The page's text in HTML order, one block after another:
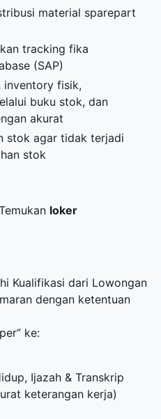
material sparepart
tracking fika
(SAP)
inventory fisik,
buku stok, dan
akurat
stok agar tidak terjadi
stok
loker
Kualifikasi dari Lowongan
dengan ketentuan
ke:
Ijazah & Transkrip
keterangan kerja)